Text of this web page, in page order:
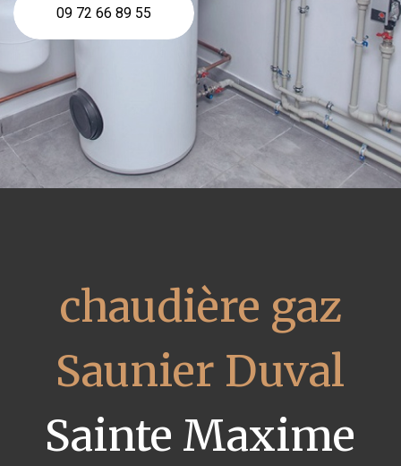
09 72 66 89 55
chaudière gaz
Saunier Duval
Sainte Maxime